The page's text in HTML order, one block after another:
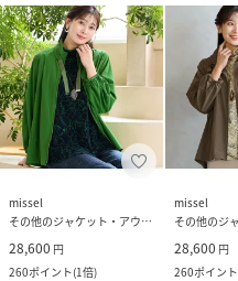
missel
その他のジャケット・アウター
28,600 円
260ポイント(1倍)
missel
28,600 円
260ポイント